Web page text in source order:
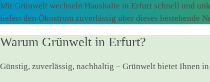
Mit Grünwelt wechseln Haushalte in Erfurt schnell und
liefert den Ökostrom zuverlässig über dieses bestehende
Warum Grünwelt in Erfurt?
Günstig, zuverlässig, nachhaltig – Grünwelt bietet Ihnen